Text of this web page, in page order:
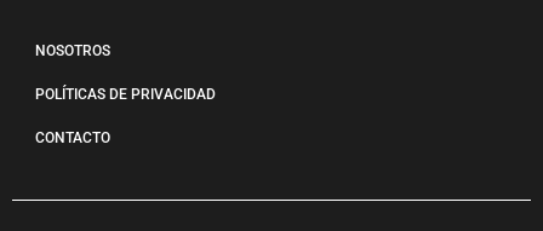
NOSOTROS
POLÍTICAS DE PRIVACIDAD
CONTACTO